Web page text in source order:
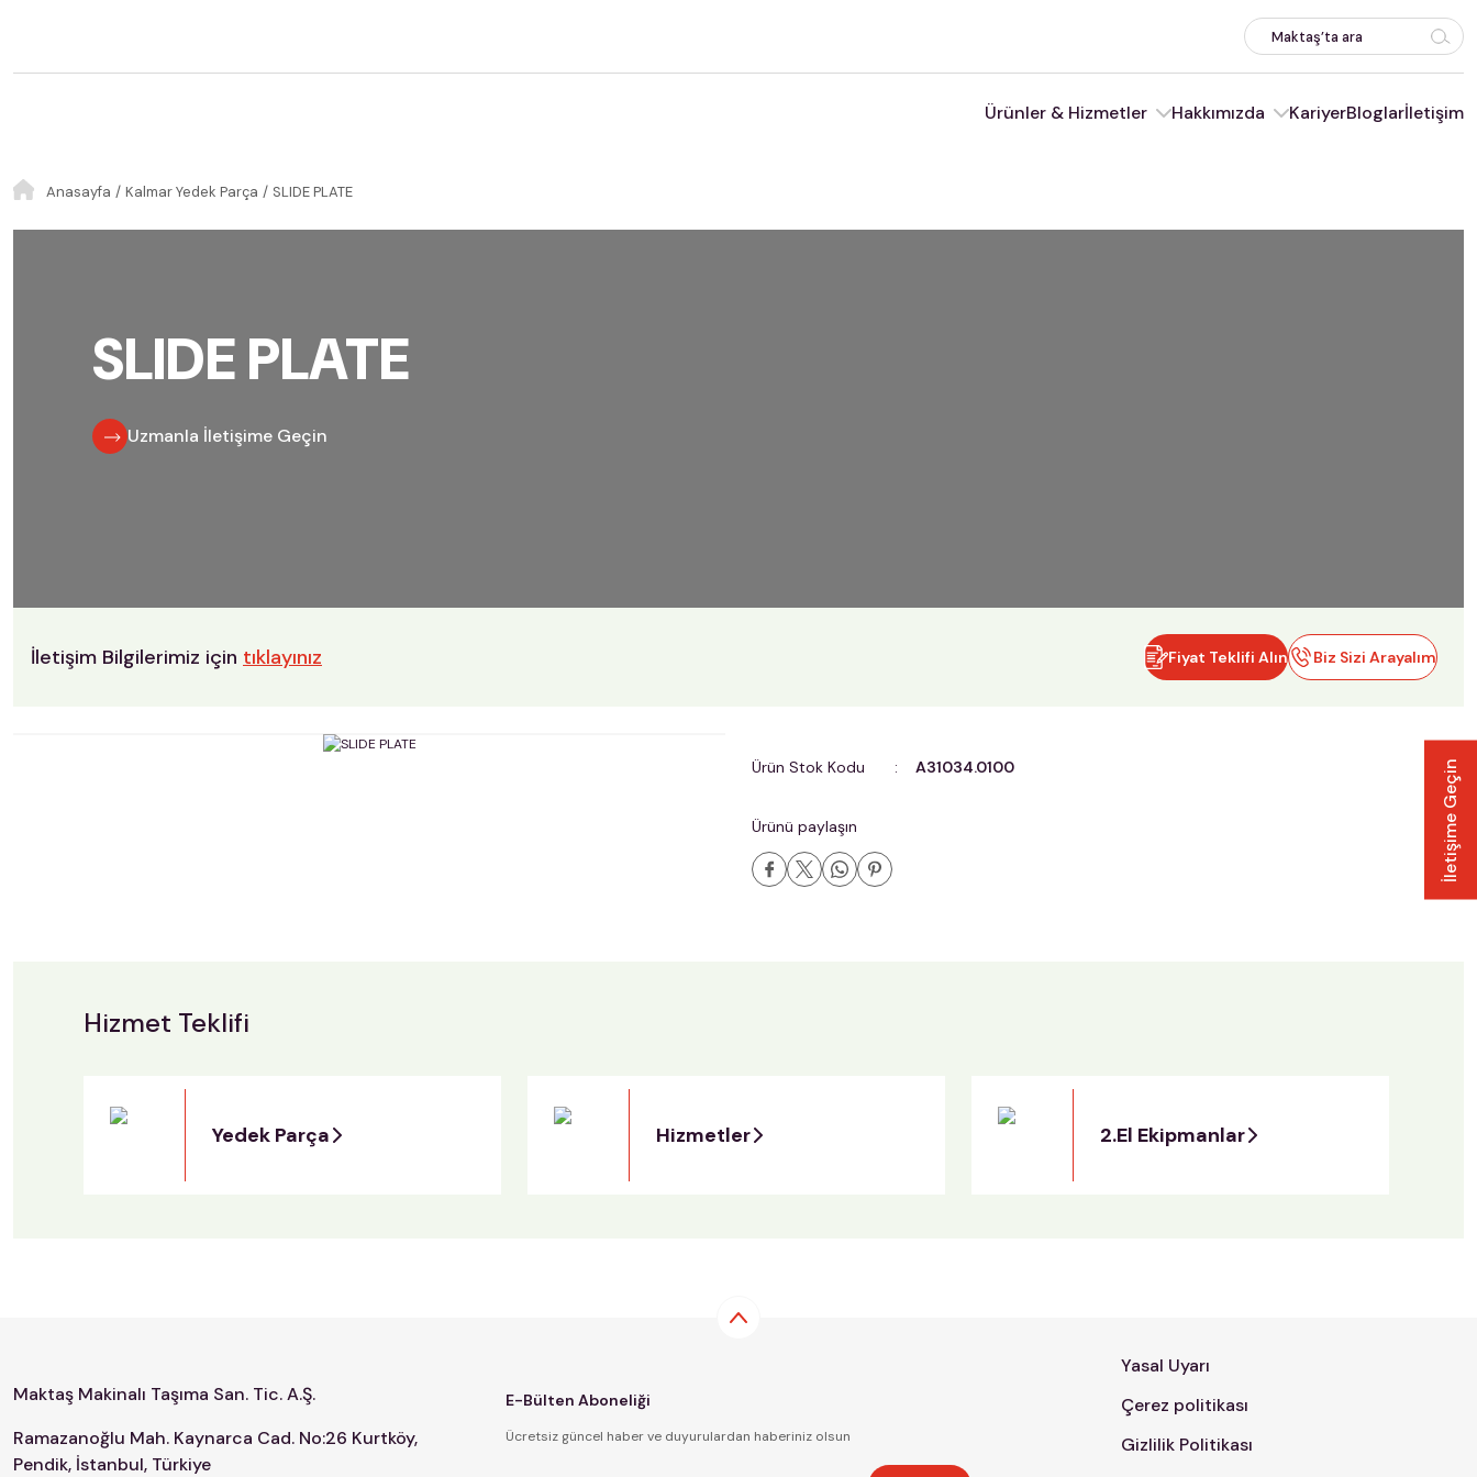
Ürünler & Hizmetler Hakkımızda KariyerBloglarİletişim
Anasayfa Kalmar Yedek Parça SLIDE PLATE
SLIDE PLATE
Uzmanla İletişime Geçin
İletişim Bilgilerimiz için tıklayınız Fiyat Teklifi Alın Biz Sizi Arayalım
Ürün Stok Kodu A31034.0100
Ürünü paylaşın
Hizmet Teklifi
Yedek Parça Hizmetler 2.El Ekipmanlar
Maktaş Makinalı Taşıma San. Tic. A.Ş.
Ramazanoğlu Mah. Kaynarca Cad. No:26 Kurtköy,
Pendik, İstanbul, Türkiye
E-Bülten Aboneliği
Ücretsiz güncel haber ve duyurulardan haberiniz olsun
Yasal Uyarı
Çerez politikası
Gizlilik Politikası
İletişime Geçin